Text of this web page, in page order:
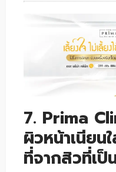
7. Prima
ผิวหน้าเนียน
ที่จากสิวที่เป็